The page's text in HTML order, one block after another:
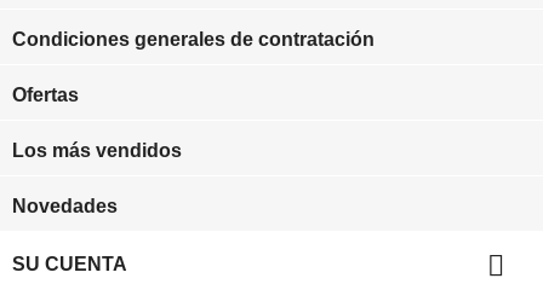
Condiciones generales de contratación
Ofertas
Los más vendidos
Novedades
SU CUENTA 